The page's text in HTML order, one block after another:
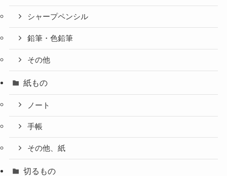
シャープペンシル
鉛筆・色鉛筆
その他
紙もの
ノート
手帳
その他、紙
切るもの